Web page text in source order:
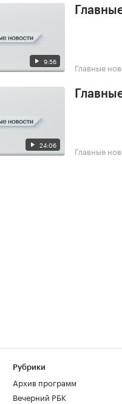
9:56 Главные
24:06 Главные
Рубрики
Архив программ
Вечерний РБК